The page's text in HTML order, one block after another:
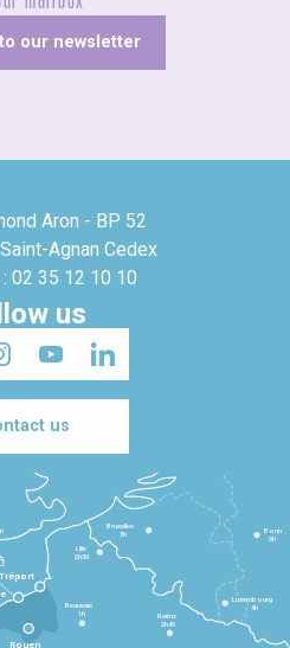
our newsletter
Aron - BP 52
Agnan Cedex
02 35 12 10 10
us
us
Beauvais
1h
Reims
2h45
Lille
2h30
Bruxelles
3h
Bonn
5h
Luxembourg
4h
Rouen